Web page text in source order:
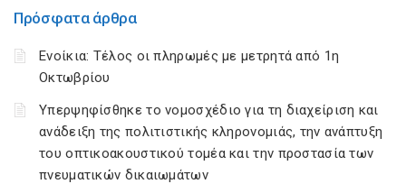
Πρόσφατα άρθρα
Ενοίκια: Τέλος οι πληρωμές με μετρητά από 1η
Οκτωβρίου
Υπερψηφίσθηκε το νομοσχέδιο για τη διαχείριση και
ανάδειξη της πολιτιστικής κληρονομιάς, την ανάπτυξη
του οπτικοακουστικού τομέα και την προστασία των
πνευματικών δικαιωμάτων